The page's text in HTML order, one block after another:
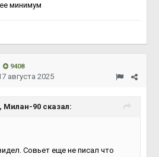
минимум
9408
августа 2025
Милан-90 сказал:
Совьет еще не писал что